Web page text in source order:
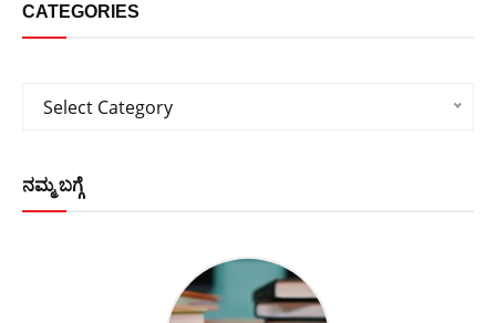
CATEGORIES
Categories
Select Category
ನಮ್ಮ ಬಗ್ಗೆ